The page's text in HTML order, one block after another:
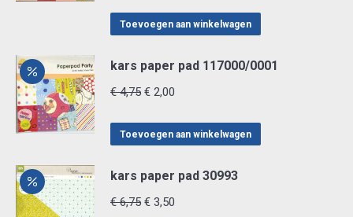
was:
is:
Toevoegen aan winkelwagen
kars paper pad 117000/0001
€4,75 Oorspronkelijke
was:
€ 2,00
is:
Toevoegen aan winkelwagen
kars paper pad 30993
€6,75 Oorspronkelijke
€ 3,50